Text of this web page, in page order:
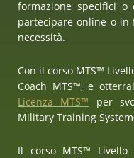
formazione specifici o
partecipare online o in
necessità.
Con il corso MTS™
Coach MTS™, e
Licenza MTS™ per
Military Training
Il corso MTS™